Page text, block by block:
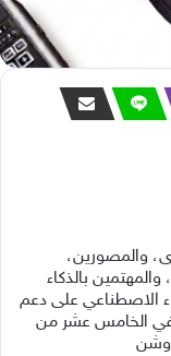
والمصورين،
بالذكاء
الاصطناعي على دعم
في الخامس عشر من